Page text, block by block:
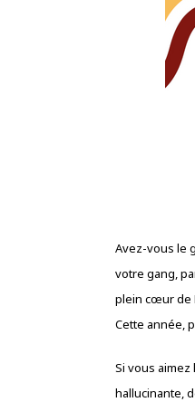
Avez-vous le
votre gang,
plein cœur de
Cette année,
Si vous
hallucinante,